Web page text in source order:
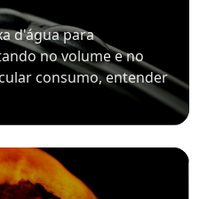
d'água para
no volume e no
consumo, entender